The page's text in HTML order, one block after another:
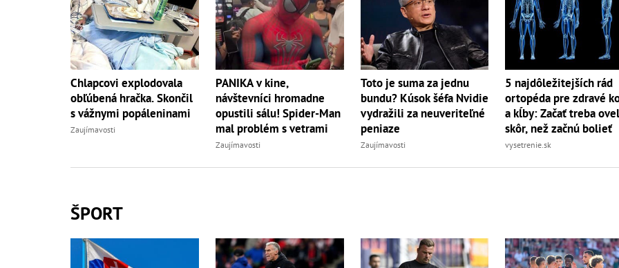
Chlapcovi explodovala
obľúbená hračka. Skončil
s vážnymi popáleninami
Zaujímavosti
PANIKA v kine,
návštevníci hromadne
opustili sálu! Spider-Man
mal problém s vetrami
Zaujímavosti
Toto je suma za jednu
bundu? Kúsok šéfa Nvidie
vydražili za neuveriteľné
peniaze
Zaujímavosti
5 najdôležitejších rád
ortopéda pre zdravé
a kĺby: Začať treba
skôr, než začnú bolieť
vysetrenie.sk
ŠPORT